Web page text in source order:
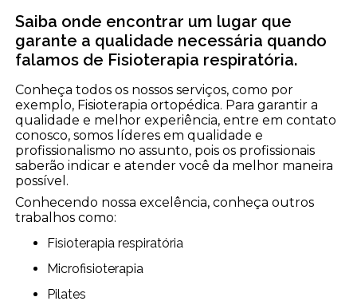
Saiba onde encontrar um lugar que
garante a qualidade necessária quando
falamos de Fisioterapia respiratória.
Conheça todos os nossos serviços, como por
exemplo, Fisioterapia ortopédica. Para garantir a
qualidade e melhor experiência, entre em contato
conosco, somos líderes em qualidade e
profissionalismo no assunto, pois os profissionais
saberão indicar e atender você da melhor maneira
possível.
Conhecendo nossa excelência, conheça outros
trabalhos como:
Fisioterapia respiratória
Microfisioterapia
Pilates